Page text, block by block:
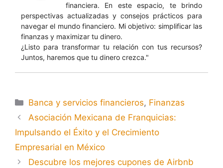
financiera. En este espacio, te brindo
perspectivas actualizadas y consejos prácticos para
navegar el mundo financiero. Mi objetivo: simplificar las
finanzas y maximizar tu dinero.
¿Listo para transformar tu relación con tus recursos?
Juntos, haremos que tu dinero crezca."
Banca y servicios financieros, Finanzas
Asociación Mexicana de Franquicias:
Impulsando el Éxito y el Crecimiento
Empresarial en México
Descubre los mejores cupones de Airbnb